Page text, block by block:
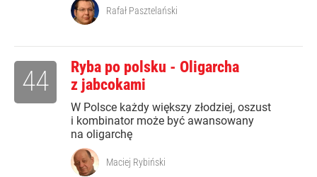
Rafał Pasztelański
Ryba po polsku - Oligarcha
z jabcokami
W Polsce każdy większy złodziej, oszust
i kombinator może być awansowany
na oligarchę
44
Maciej Rybiński